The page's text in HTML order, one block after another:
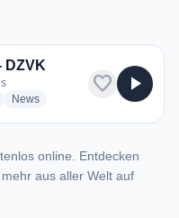
DZVK
radio stations
Newsradio stations
favorite play_arrow
online. Entdecken
aus aller Welt auf